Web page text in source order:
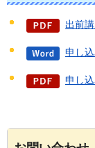
出前
申し
申し